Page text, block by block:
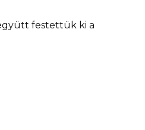
festettük ki a